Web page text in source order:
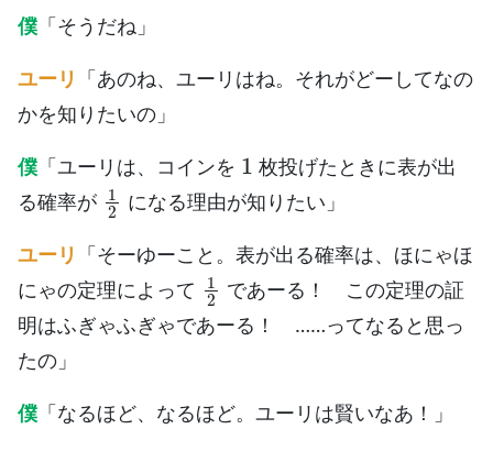
僕 「そうだね」
ユーリ 「あのね、ユーリはね。それがどーしてなの
かを知りたいの」
僕 「ユーリは、コインを
1
枚投げたときに表が出
る確率が
12
になる理由が知りたい」
ユーリ 「そーゆーこと。表が出る確率は、ほにゃほ
にゃの定理によって
12
であーる！ この定理の証
明はふぎゃふぎゃであーる！ ……ってなると思っ
たの」
僕 「なるほど、なるほど。ユーリは賢いなあ！」